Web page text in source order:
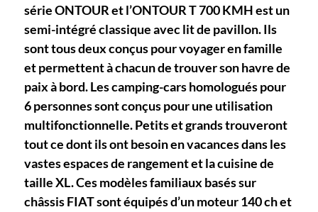
série ONTOUR et l’ONTOUR T 700 KMH est un
semi-intégré classique avec lit de pavillon. Ils
sont tous deux conçus pour voyager en famille
et permettent à chacun de trouver son havre de
paix à bord. Les camping-cars homologués pour
6 personnes sont conçus pour une utilisation
multifonctionnelle. Petits et grands trouveront
tout ce dont ils ont besoin en vacances dans les
vastes espaces de rangement et la cuisine de
taille XL. Ces modèles familiaux basés sur
châssis FIAT sont équipés d’un moteur 140 ch et